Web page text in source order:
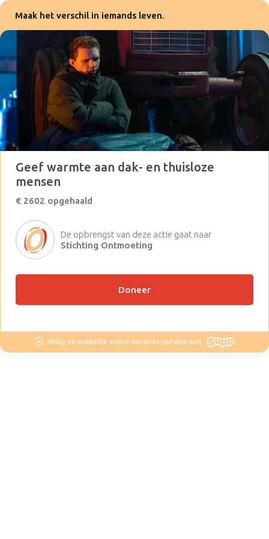
Maak het verschil in iemands leven.
Geef warmte aan dak- en thuisloze
mensen
€ 2602 opgehaald
De opbrengst van deze actie gaat naar
Stichting Ontmoeting
Doneer
Veilig en makkelijk online donaties ophalen met